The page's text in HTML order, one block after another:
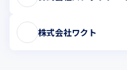
株式会社ワクト